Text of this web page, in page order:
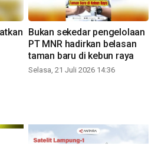
Bukan sekedar pengelolaan
PT MNR hadirkan belasan
taman baru di kebun raya
Selasa, 21 Juli 2026 14:36